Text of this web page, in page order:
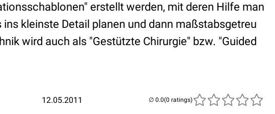
erstellt werden, mit deren Hilfe man
kleinste Detail planen und dann maßstabsgetreu
wird auch als "Gestützte Chirurgie" bzw. "Guided
12.05.2011 (0 ratings)